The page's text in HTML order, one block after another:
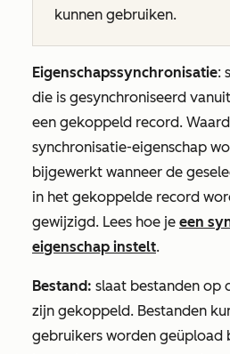
kunnen gebruiken.
Eigenschapssynchronisatie:
die is gesynchroniseerd
een gekoppeld record.
synchronisatie-eigenschap
bijgewerkt wanneer de
in het gekoppelde record
gewijzigd. Lees hoe je een
eigenschap instelt.
Bestand: slaat bestanden op
zijn gekoppeld. Bestanden
gebruikers worden geüpload